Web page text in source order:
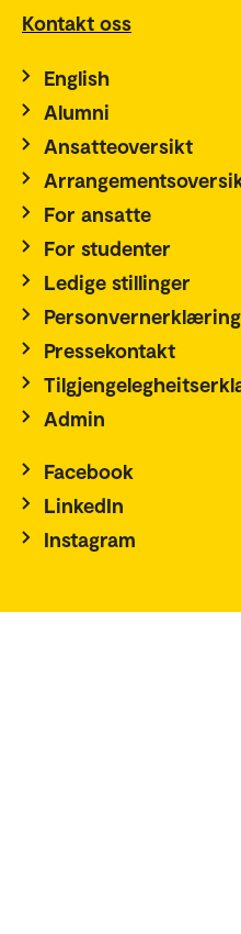
Kontakt oss
English
Alumni
Ansatteoversikt
For ansatte
For studenter
Ledige stillinger
Pressekontakt
Admin
Facebook
LinkedIn
Instagram